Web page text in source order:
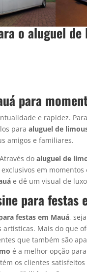
oaluguel
para
e rapidez.
paraaluguel de
amigos e familiares.
doaluguel de
em momentos
e dê um visual de
para festas
festas em Mauá,
artísticas. Mais do que
que também são
é a melhor opção
os clientes